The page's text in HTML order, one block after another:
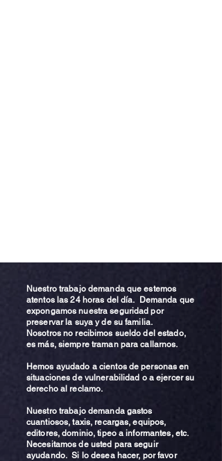
Nuestro trabajo demanda que estemos
atentos las 24 horas del día. Demanda que
expongamos nuestra seguridad por
preservar la suya y de su familia.
Nosotros no recibimos sueldo del estado,
es más, siempre traman para callarnos.
Hemos ayudado a cientos de personas en
situaciones de vulnerabilidad o a ejercer su
derecho al reclamo.
Nuestro trabajo demanda gastos
cuantiosos, taxis, recargas, equipos,
editores, dominio, tipeo a informantes, etc.
Necesitamos de usted para seguir
ayudando. Si lo desea hacer, por favor